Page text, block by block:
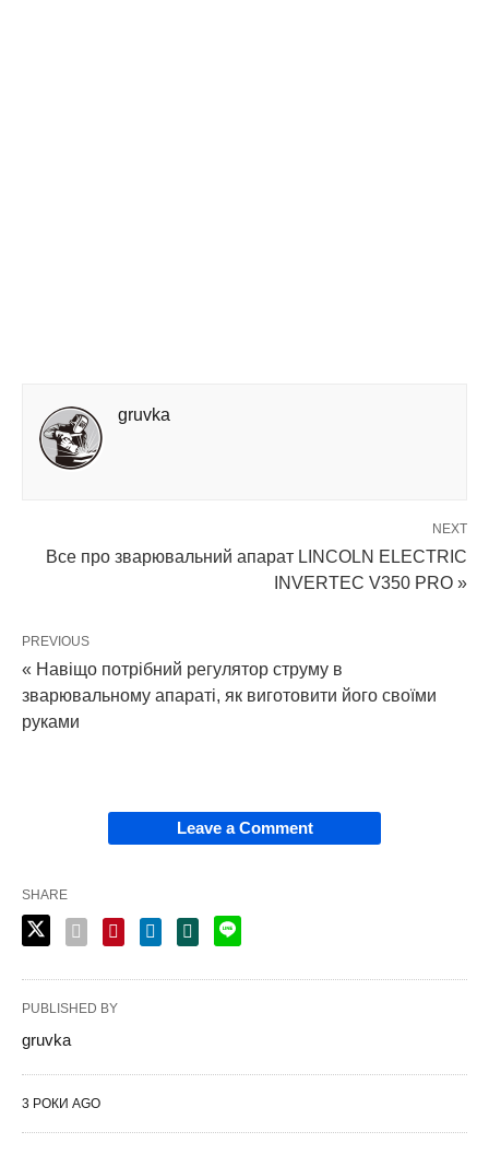
gruvka
NEXT
Все про зварювальний апарат LINCOLN ELECTRIC
INVERTEC V350 PRO »
PREVIOUS
« Навіщо потрібний регулятор струму в
зварювальному апараті, як виготовити його своїми
руками
Leave a Comment
SHARE
PUBLISHED BY
gruvka
3 РОКИ AGO